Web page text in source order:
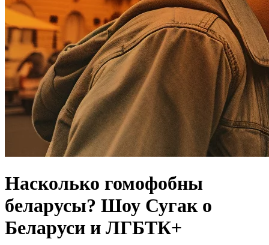
Насколько гомофобны
беларусы? Шоу Сугак о
Беларуси и ЛГБТК+